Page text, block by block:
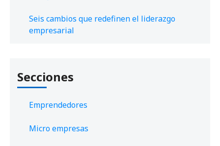
Seis cambios que redefinen el liderazgo
empresarial
Secciones
Emprendedores
Micro empresas